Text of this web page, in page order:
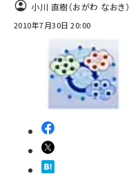
小川 直樹（おがわ なおき）
2010年7月30日 20:00